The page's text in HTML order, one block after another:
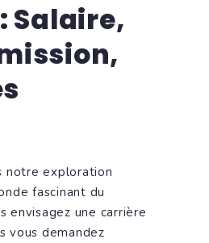
Salaire,
notre exploration
fascinant du
envisagez une carrière
vous demandez